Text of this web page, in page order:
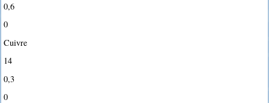
0,6
0
Cuivre
14
0,3
0